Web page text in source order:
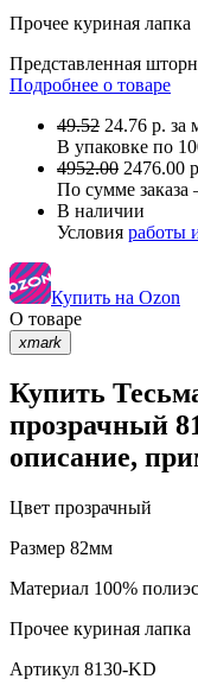
Прочее куриная лапка
Представленная
Подробнее о товаре
49.52 24.76 р. за
В упаковке по
4952.00 2476.00
По сумме заказа
В наличии
Условия работы
Купить на Ozon
О товаре
xmark
Купить
прозрачный
описание,
Цвет прозрачный
Размер 82мм
Материал 100%
Прочее куриная лапка
Артикул 8130-KD